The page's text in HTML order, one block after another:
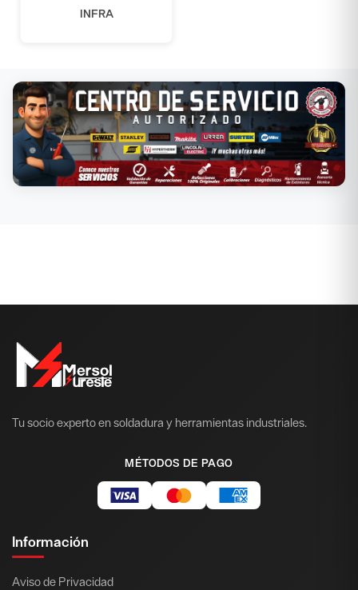
INFRA
Tu socio experto en soldadura y herramientas industriales.
MÉTODOS DE PAGO
Información
Aviso de Privacidad